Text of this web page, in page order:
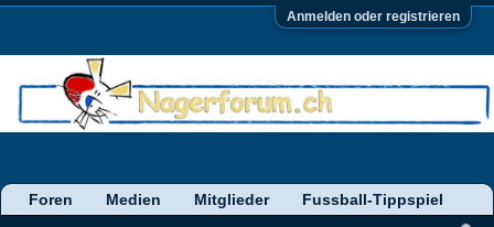
Anmelden oder registrieren
Foren Medien Mitglieder Fussball-Tippspiel